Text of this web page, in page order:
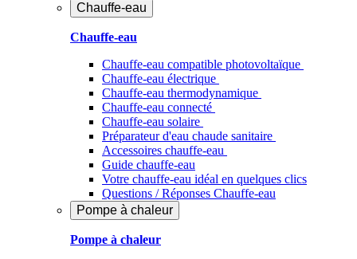
Chauffe-eau
Chauffe-eau
Chauffe-eau compatible photovoltaïque
Chauffe-eau électrique
Chauffe-eau thermodynamique
Chauffe-eau connecté
Chauffe-eau solaire
Préparateur d'eau chaude sanitaire
Accessoires chauffe-eau
Guide chauffe-eau
Votre chauffe-eau idéal en quelques clics
Questions / Réponses Chauffe-eau
Pompe à chaleur
Pompe à chaleur